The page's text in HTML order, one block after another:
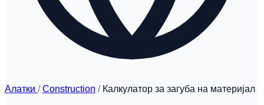
Алатки / Construction / Калкулатор за загуба на материјал